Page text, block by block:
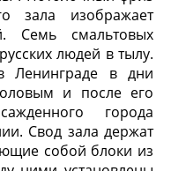
зала изображает
Семь смальтовых
людей в тылу.
Ленинграде в дни
и после его
города
Свод зала держат
собой блоки из